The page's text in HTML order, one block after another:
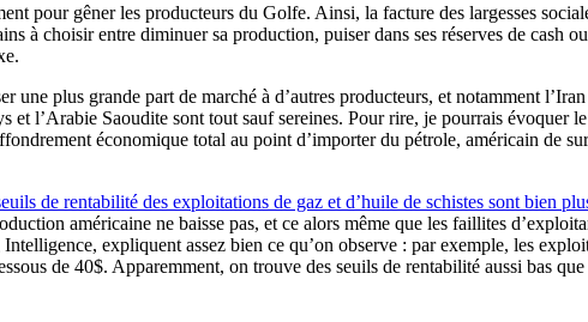
pour gêner les producteurs du Golfe. Ainsi, la facture des largesses
à choisir entre diminuer sa production, puiser dans ses réserves de cash
plus grande part de marché à d’autres producteurs, et notamment
l’Arabie Saoudite sont tout sauf sereines. Pour rire, je pourrais évoquer
économique total au point d’importer du pétrole, américain de
de rentabilité des exploitations de gaz et d’huile de schistes sont bien
américaine ne baisse pas, et ce alors même que les faillites
expliquent assez bien ce qu’on observe : par exemple, les
de 40$. Apparemment, on trouve des seuils de rentabilité aussi bas